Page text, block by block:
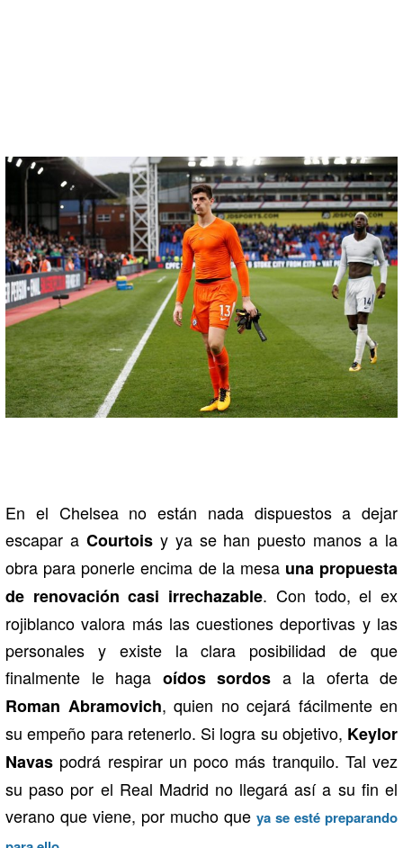
En el Chelsea no están nada dispuestos a dejar
escapar a Courtoisy ya se han puesto manos a la
obra para ponerle encima de la mesa una propuesta
de renovación casi irrechazable. Con todo, el ex
rojiblanco valora más las cuestiones deportivas y las
personales y existe la clara posibilidad de que
finalmente le haga oídos sordos a la oferta de
Roman Abramovich, quien no cejará fácilmente en
su empeño para retenerlo. Si logra su objetivo, Keylor
Navas podrá respirar un poco más tranquilo. Tal vez
su paso por el Real Madrid no llegará así a su fin el
verano que viene, por mucho que ya se esté preparando